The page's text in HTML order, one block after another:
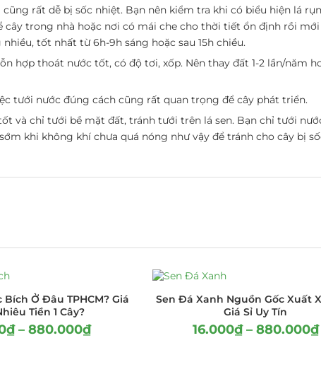
rất dễ bị sốc nhiệt. Bạn nên kiểm tra khi có biểu hiện lá
trong nhà hoặc nơi có mái che cho thời tiết ổn định rồi
tốt nhất từ 6h-9h sáng hoặc sau 15h chiều.
hợp thoát nước tốt, có độ tơi, xốp. Nên thay đất 1-2 lần/năm
tưới nước đúng cách cũng rất quan trọng để cây phát triển.
và chỉ tưới bề mặt đất, tránh tưới trên lá sen. Bạn chỉ tưới
khi không khí chưa quá nóng như vậy để tránh cho cây bị
Bích Ở Đâu TPHCM? Giá
Tiền 1 Cây?
₫ – 880.000₫
Sen Đá Xanh Nguồn Gốc Xuất
Giá Sỉ Uy Tín
16.000₫ – 880.000₫